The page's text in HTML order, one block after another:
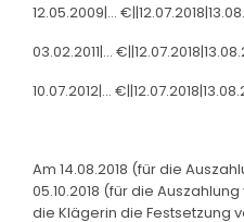
12.05.2009|...
03.02.2011|...
10.07.2012|...
Am 14.08.2018 (für die
05.10.2018 (für die
die Klägerin die Festsetzung